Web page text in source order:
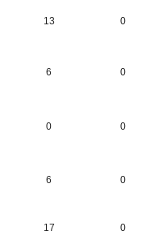
13 0
6 0
0 0
6 0
17 0